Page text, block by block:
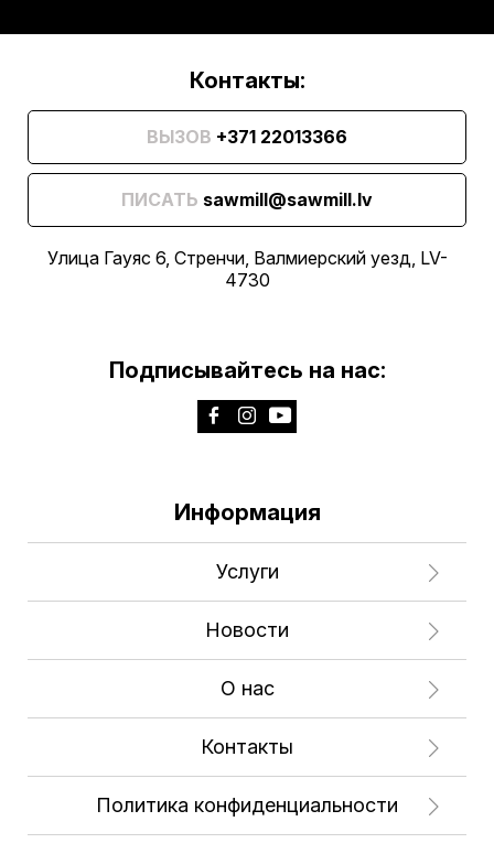
Контакты:
ВЫЗОВ +371 22013366
ПИСАТЬ sawmill@sawmill.lv
Улица Гауяс 6, Стренчи, Валмиерский уезд, LV-
4730
Подписывайтесь на нас:
Информация
Услуги
Новости
О нас
Контакты
Политика конфиденциальности